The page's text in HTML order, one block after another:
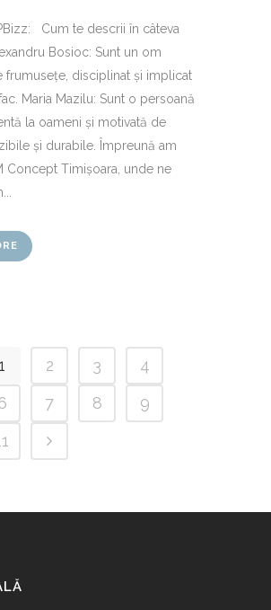
Cum te descrii în câteva
Bosioc: Sunt un om
frumusețe, disciplinat și implicat
Maria Mazilu: Sunt o persoană
la oameni și motivată de
și durabile. Împreună am
Concept Timișoara, unde ne
2 3
4
7 8
9